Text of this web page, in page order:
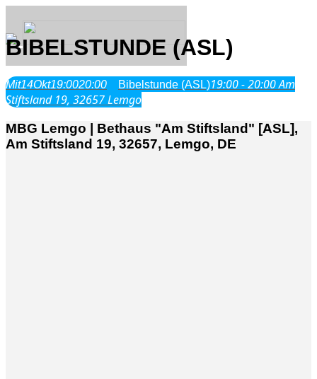
Über Uns
Was wir glauben
Jesus Christus
BIBELSTUNDE (ASL)
Mit14Okt19:0020:00 Bibelstunde (ASL)19:00 - 20:00Am
Stiftsland 19, 32657 Lemgo
MBG Lemgo | Bethaus "Am Stiftsland" [ASL],
Am Stiftsland 19, 32657, Lemgo, DE